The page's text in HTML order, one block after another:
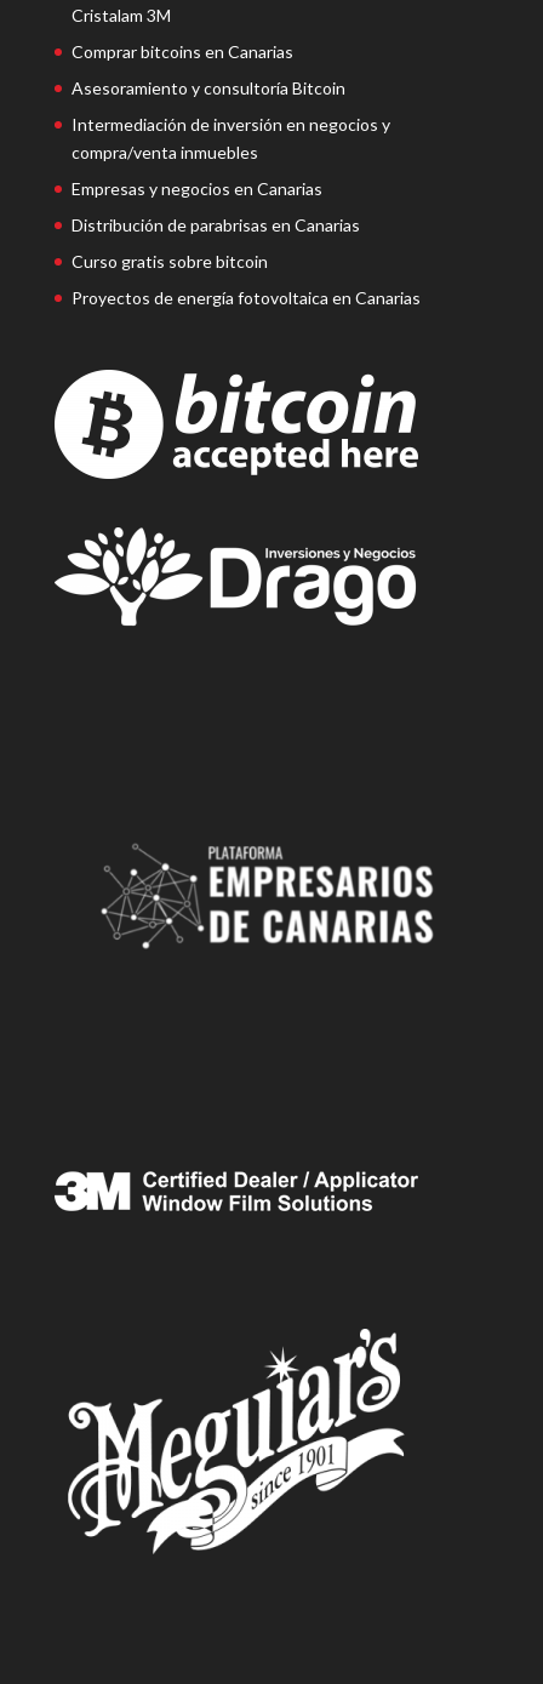
Cristalam 3M
Comprar bitcoins en Canarias
Asesoramiento y consultoría Bitcoin
Intermediación de inversión en negocios y
compra/venta inmuebles
Empresas y negocios en Canarias
Distribución de parabrisas en Canarias
Curso gratis sobre bitcoin
Proyectos de energía fotovoltaica en Canarias